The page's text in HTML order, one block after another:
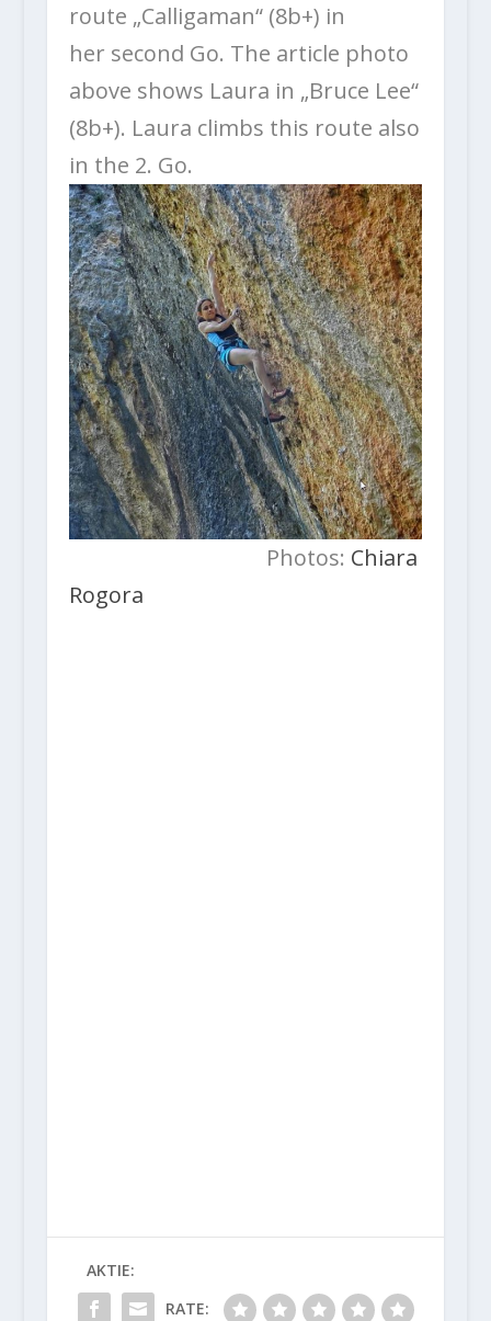
route „Calligaman“ (8b+) in
her second Go. The article photo
above shows Laura in „Bruce Lee“
(8b+). Laura climbs this route also
in the 2. Go.
Photos: Chiara
Rogora
AKTIE:
RATE: